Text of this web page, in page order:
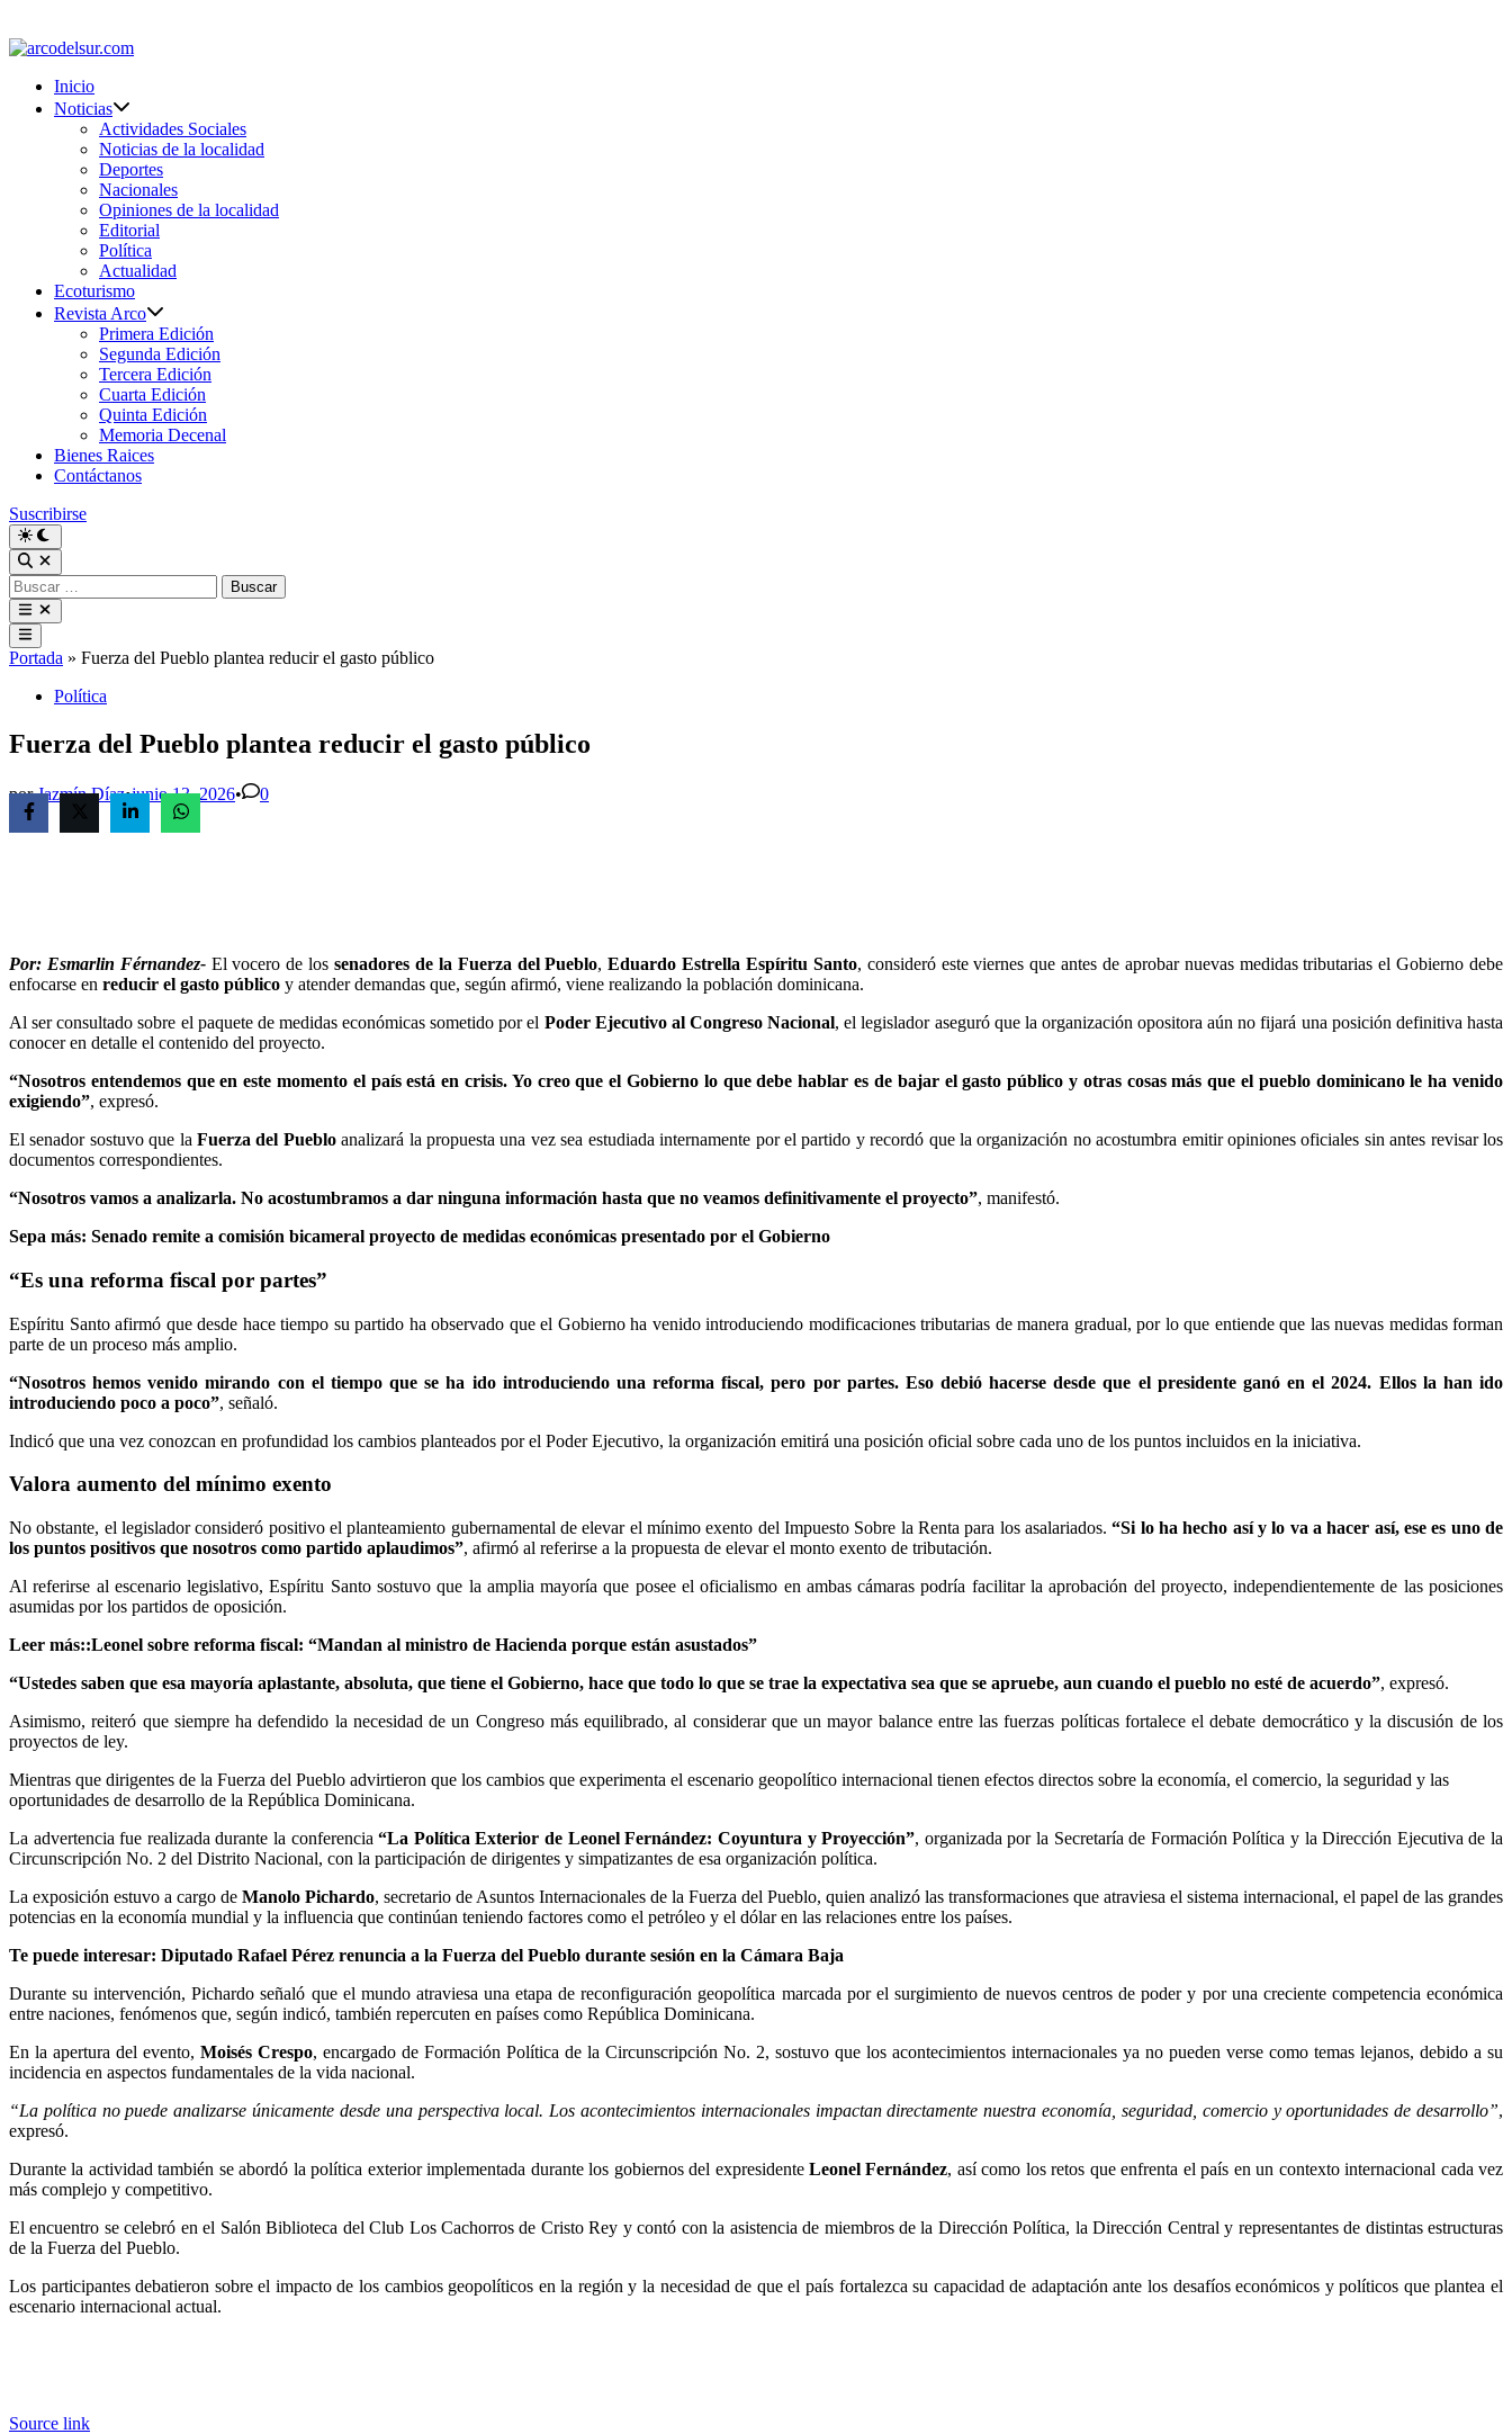
al
Inicio
Noticias
Actividades Sociales
Noticias de la localidad
Deportes
Nacionales
Opiniones de la localidad
Editorial
Política
Actualidad
Ecoturismo
Revista Arco
Primera Edición
Segunda Edición
Tercera Edición
Cuarta Edición
Quinta Edición
Memoria Decenal
Bienes Raices
Contáctanos
Suscribirse
Buscar:
Menú
principal
Portada » Fuerza del Pueblo plantea reducir el gasto público
PublicadoPolítica
Fuerza del Pueblo plantea reducir el gasto público
porJazmín Díaz•junio 13, 2026• 0
Por: Esmarlin Férnandez- El vocero de lossenadores de la Fuerza del Pueblo,Eduardo Estrella Espíritu Santo, consideró este viernes que antes de aprobar nuevas medidas tributarias el Gobierno debe
enfocarse en reducir el gasto público y atender demandas que, según afirmó, viene realizando la población dominicana.
Al ser consultado sobre el paquete de medidas económicas sometido por el Poder Ejecutivo al Congreso Nacional, el legislador aseguró que la organización opositora aún no fijará una posición definitiva hasta
conocer en detalle el contenido del proyecto.
“Nosotros entendemos que en este momento el país está en crisis. Yo creo que el Gobierno lo que debe hablar es de bajar el gasto público y otras cosas más que el pueblo dominicano le ha venido
exigiendo”, expresó.
El senador sostuvo que la Fuerza del Puebloanalizará la propuesta una vez sea estudiada internamente por el partido y recordó que la organización no acostumbra emitir opiniones oficiales sin antes revisar los
documentos correspondientes.
“Nosotros vamos a analizarla. No acostumbramos a dar ninguna información hasta que no veamos definitivamente el proyecto”, manifestó.
Sepa más: Senado remite a comisión bicameral proyecto de medidas económicas presentado por el Gobierno
“Es una reforma fiscal por partes”
Espíritu Santo afirmó que desde hace tiempo su partido ha observado que el Gobierno ha venido introduciendo modificaciones tributarias de manera gradual, por lo que entiende que las nuevas medidas forman
parte de un proceso más amplio.
“Nosotros hemos venido mirando con el tiempo que se ha ido introduciendo una reforma fiscal, pero por partes. Eso debió hacerse desde que el presidente ganó en el 2024. Ellos la han ido
introduciendo poco a poco”, señaló.
Indicó que una vez conozcan en profundidad los cambios planteados por el Poder Ejecutivo, la organización emitirá una posición oficial sobre cada uno de los puntos incluidos en la iniciativa.
Valora aumento del mínimo exento
No obstante, el legislador consideró positivo el planteamiento gubernamental de elevar el mínimo exento del Impuesto Sobre la Renta para los asalariados.“Si lo ha hecho así y lo va a hacer así, ese es uno de
los puntos positivos que nosotros como partido aplaudimos”, afirmó al referirse a la propuesta de elevar el monto exento de tributación.
Al referirse al escenario legislativo, Espíritu Santo sostuvo que la amplia mayoría que posee el oficialismo en ambas cámaras podría facilitar la aprobación del proyecto, independientemente de las posiciones
asumidas por los partidos de oposición.
Leer más::Leonel sobre reforma fiscal: “Mandan al ministro de Hacienda porque están asustados”
“Ustedes saben que esa mayoría aplastante, absoluta, que tiene el Gobierno, hace que todo lo que se trae la expectativa sea que se apruebe, aun cuando el pueblo no esté de acuerdo”, expresó.
Asimismo, reiteró que siempre ha defendido la necesidad de un Congreso más equilibrado, al considerar que un mayor balance entre las fuerzas políticas fortalece el debate democrático y la discusión de los
proyectos de ley.
Mientras que dirigentes de la Fuerza del Pueblo advirtieron que los cambios que experimenta el escenario geopolítico internacional tienen efectos directos sobre la economía, el comercio, la seguridad y las
oportunidades de desarrollo de la República Dominicana.
La advertencia fue realizada durante la conferencia“La Política Exterior de Leonel Fernández: Coyuntura y Proyección”, organizada por la Secretaría de Formación Política y la Dirección Ejecutiva de la
Circunscripción No. 2 del Distrito Nacional, con la participación de dirigentes y simpatizantes de esa organización política.
La exposición estuvo a cargo de Manolo Pichardo, secretario de Asuntos Internacionales de la Fuerza del Pueblo, quien analizó las transformaciones que atraviesa el sistema internacional, el papel de las grandes
potencias en la economía mundial y la influencia que continúan teniendo factores como el petróleo y el dólar en las relaciones entre los países.
Te puede interesar: Diputado Rafael Pérez renuncia a la Fuerza del Pueblo durante sesión en la Cámara Baja
Durante su intervención, Pichardo señaló que el mundo atraviesa una etapa de reconfiguración geopolítica marcada por el surgimiento de nuevos centros de poder y por una creciente competencia económica
entre naciones, fenómenos que, según indicó, también repercuten en países como República Dominicana.
En la apertura del evento, Moisés Crespo, encargado de Formación Política de la Circunscripción No. 2, sostuvo que los acontecimientos internacionales ya no pueden verse como temas lejanos, debido a su
incidencia en aspectos fundamentales de la vida nacional.
“La política no puede analizarse únicamente desde una perspectiva local. Los acontecimientos internacionales impactan directamente nuestra economía, seguridad, comercio y oportunidades de desarrollo”,
expresó.
Durante la actividad también se abordó la política exterior implementada durante los gobiernos del expresidente Leonel Fernández, así como los retos que enfrenta el país en un contexto internacional cada vez
más complejo y competitivo.
El encuentro se celebró en el Salón Biblioteca del Club Los Cachorros de Cristo Rey y contó con la asistencia de miembros de la Dirección Política, la Dirección Central y representantes de distintas estructuras
de la Fuerza del Pueblo.
Los participantes debatieron sobre el impacto de los cambios geopolíticos en la región y la necesidad de que el país fortalezca su capacidad de adaptación ante los desafíos económicos y políticos que plantea el
escenario internacional actual.
Source link